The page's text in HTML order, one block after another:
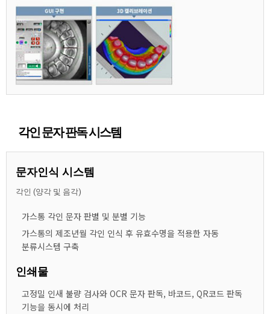
각인 문자 판독 시스템
문자인식 시스템
각인 (양각 및 음각)
가스통 각인 문자 판별 및 분별 기능
가스통의 제조년월 각인 인식 후 유효수명을 적용한 자동
분류시스템 구축
인쇄물
고정밀 인새 불량 검사와 OCR 문자 판독, 바코드, QR코드 판독
기능을 동시에 처리